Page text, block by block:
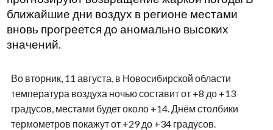
ближайшие дни воздух в регионе местами
вновь прогреется до аномально высоких
значений.
Во вторник, 11 августа, в Новосибирской области
температура воздуха ночью составит от +8 до +13
градусов, местами будет около +14. Днём столбики
термометров покажут от +29 до +34 градусов.